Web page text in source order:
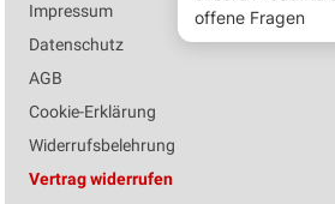
Impressum
Datenschutz
AGB
Cookie-Erklärung
Widerrufsbelehrung
Vertrag widerrufen